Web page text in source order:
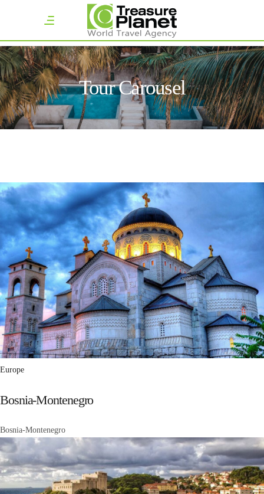
Tour Carousel
Europe
Bosnia-Montenegro
Bosnia-Montenegro